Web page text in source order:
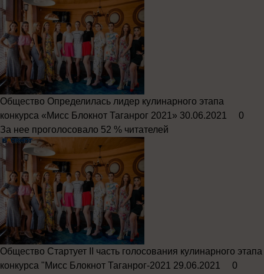
Общество Определилась лидер кулинарного этапа
конкурса «Мисс Блокнот Таганрог 2021» 30.06.2021
0
За нее проголосовало 52 % читателей
Общество Стартует II часть голосования кулинарного этапа
конкурса "Мисс Блокнот Таганрог-2021 29.06.2021
0